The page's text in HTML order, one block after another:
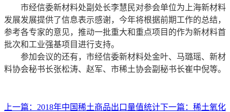
市经信委新材料处副处长李慧民对参会单位为上海新材料
发展发展提供了信息表示感谢，今年将根据前期工作的总结，
参考各专家的意见，推动一批重大和重点项目的作为新材料首
批次和工业强基项目进行支持。
参加会议的还有，市经信委新材料处金叶、马璐瑶、新材
料协会秘书长张松涛、赵军、市稀土协会副秘书长崔中倪等。
上一篇： 2018年中国稀土商品出口量值统计下一篇： 稀土氧化